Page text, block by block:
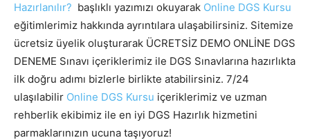
Hazırlanılır? başlıklı yazımızı okuyarak Online DGS Kursu
eğitimlerimiz hakkında ayrıntılara ulaşabilirsiniz. Sitemize
ücretsiz üyelik oluşturarak ÜCRETSİZ DEMO ONLİNE DGS
DENEME Sınavı içeriklerimiz ile DGS Sınavlarına hazırlıkta
ilk doğru adımı bizlerle birlikte atabilirsiniz. 7/24
ulaşılabilir Online DGS Kursu içeriklerimiz ve uzman
rehberlik ekibimiz ile en iyi DGS Hazırlık hizmetini
parmaklarınızın ucuna taşıyoruz!